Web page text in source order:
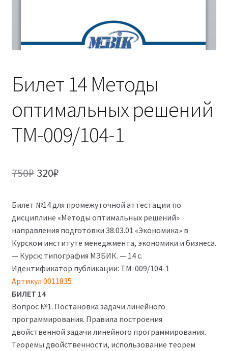
38.04.04 Государственное и муниципальное
управление 2,5 года (Магистратура)
Билет 14 Методы
оптимальных решений
ТМ-009/104-1
750₽ Первоначальная
составляла
750₽.
320₽Текущая
320₽.
Билет №14 для промежуточной аттестации по
дисциплине «Методы оптимальных решений»
направления подготовки 38.03.01 «Экономика» в
Курском институте менеджмента, экономики и бизнеса.
— Курск: типография МЭБИК. — 14 с.
Идентификатор публикации: ТМ-009/104-1
Артикул 0011835
БИЛЕТ 14
Вопрос №1. Постановка задачи линейного
программирования. Правила построения
двойственной задачи линейного программирования.
Теоремы двойственности, использование теорем